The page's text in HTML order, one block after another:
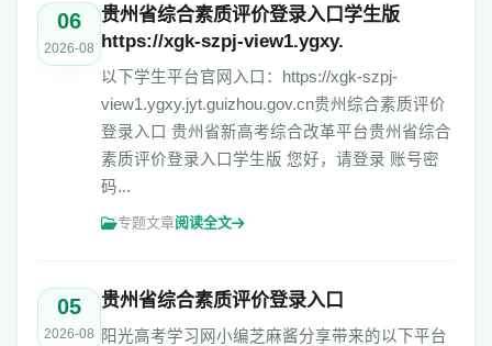
06
2026-08
贵州省综合素质评价登录入口学生版
https://xgk-szpj-view1.ygxy.
以下学生平台官网入口：https://xgk-szpj-
view1.ygxy.jyt.guizhou.gov.cn贵州综合素质评价
登录入口 贵州省新高考综合改革平台贵州省综合
素质评价登录入口学生版 您好，请登录 账号密
码...
专题文章阅读全文
05
2026-08
贵州省综合素质评价登录入口
阳光高考学习网小编芝麻酱分享带来的以下平台